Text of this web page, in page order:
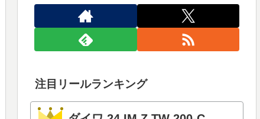
注目リールランキング